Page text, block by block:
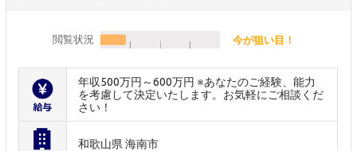
閲覧状況 今が狙い目！
年収500万円～600万円 ※あなたのご経験、能力
を考慮して決定いたします。お気軽にご相談くだ
さい！
和歌山県 海南市